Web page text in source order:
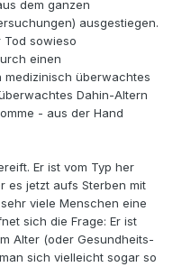
dem ganzen
ausgestiegen.
Tod sowieso
einen
medizinisch überwachtes
Dahin-Altern
- aus der Hand
Er ist vom Typ her
es jetzt aufs Sterben mit
viele Menschen eine
sich die Frage: Er ist
Alter (oder Gesundheits-
sich vielleicht sogar so